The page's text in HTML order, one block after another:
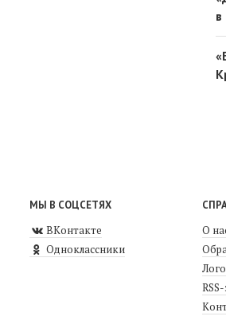
в
МЫ В СОЦСЕТЯХ
ВКонтакте
Одноклассники
О